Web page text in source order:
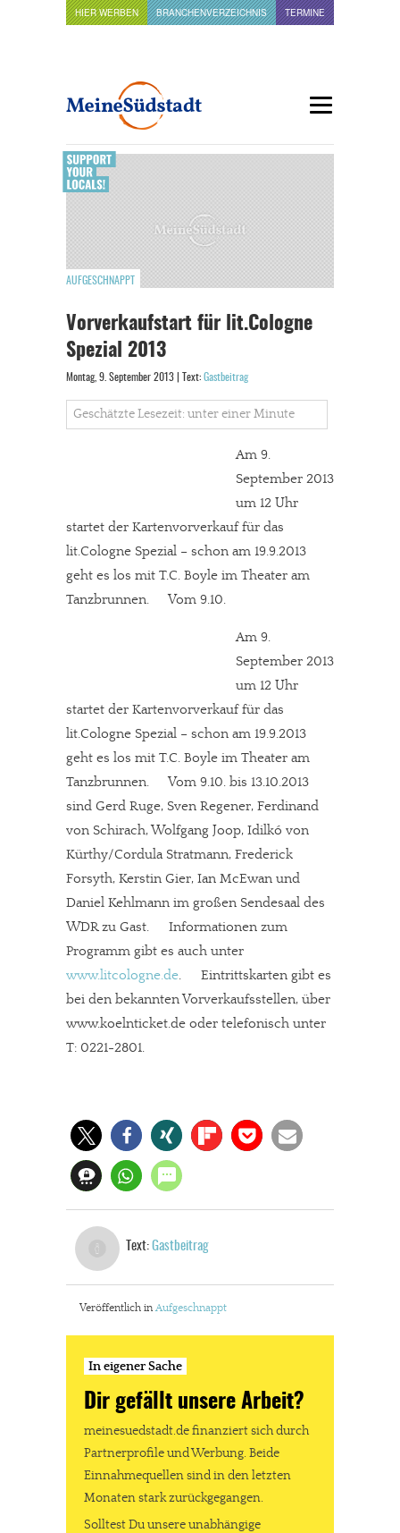
HIER WERBEN BRANCHENVERZEICHNIS TERMINE
AUFGESCHNAPPT
Vorverkaufstart für lit.Cologne
Spezial 2013
Montag, 9. September 2013 | Text: Gastbeitrag
Geschätzte Lesezeit: unter einer Minute
Am 9.
September 2013
um 12 Uhr
startet der Kartenvorverkauf für das
lit.Cologne Spezial – schon am 19.9.2013
geht es los mit T.C. Boyle im Theater am
Tanzbrunnen. Vom 9.10.
Am 9.
September 2013
um 12 Uhr
startet der Kartenvorverkauf für das
lit.Cologne Spezial – schon am 19.9.2013
geht es los mit T.C. Boyle im Theater am
Tanzbrunnen. Vom 9.10. bis 13.10.2013
sind Gerd Ruge, Sven Regener, Ferdinand
von Schirach, Wolfgang Joop, Idilkó von
Kürthy/Cordula Stratmann, Frederick
Forsyth, Kerstin Gier, Ian McEwan und
Daniel Kehlmann im großen Sendesaal des
WDR zu Gast. Informationen zum
Programm gibt es auch unter
www.litcologne.de. Eintrittskarten gibt es
bei den bekannten Vorverkaufsstellen, über
www.koelnticket.de oder telefonisch unter
T: 0221-2801.
Text: Gastbeitrag
Veröffentlich inAufgeschnappt
In eigener Sache
Dir gefällt unsere Arbeit?
meinesuedstadt.de finanziert sich durch
Partnerprofile und Werbung. Beide
Einnahmequellen sind in den letzten
Monaten stark zurückgegangen.
Solltest Du unsere unabhängige